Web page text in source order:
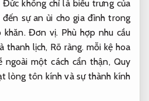
không chỉ là biểu trưng của
sự an ủi cho gia đình trong
khăn.Đơn vị. Phù hợp nhu cầu
thanh lịch, Rõ ràng. mỗi kệ hoa
ngoài một cách cẩn thận, Quy
lòng tôn kính và sự thành kính